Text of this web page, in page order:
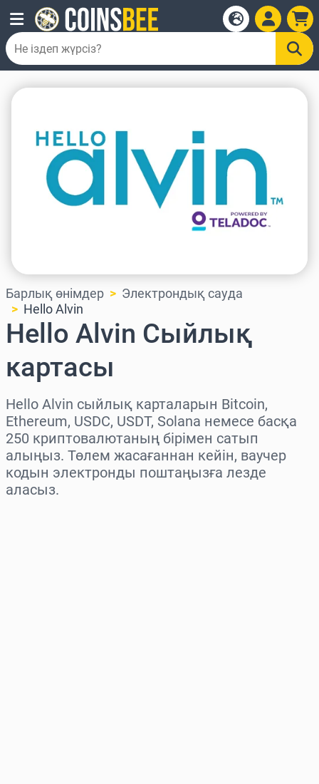
Барлық өнімдер
Электрондық сауда
Hello Alvin
Hello Alvin Сыйлық
картасы
Hello Alvin сыйлық карталарын Bitcoin,
Ethereum, USDC, USDT, Solana немесе басқа
250 криптовалютаның бірімен сатып
алыңыз. Төлем жасағаннан кейін, ваучер
кодын электронды поштаңызға лезде
аласыз.